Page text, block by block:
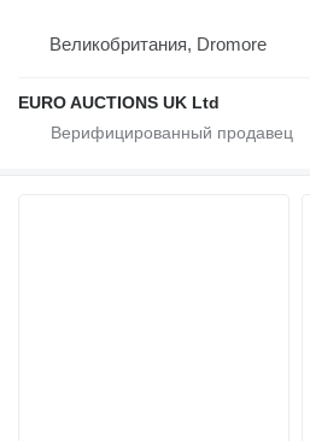
Великобритания, Dromore
EURO AUCTIONS UK Ltd